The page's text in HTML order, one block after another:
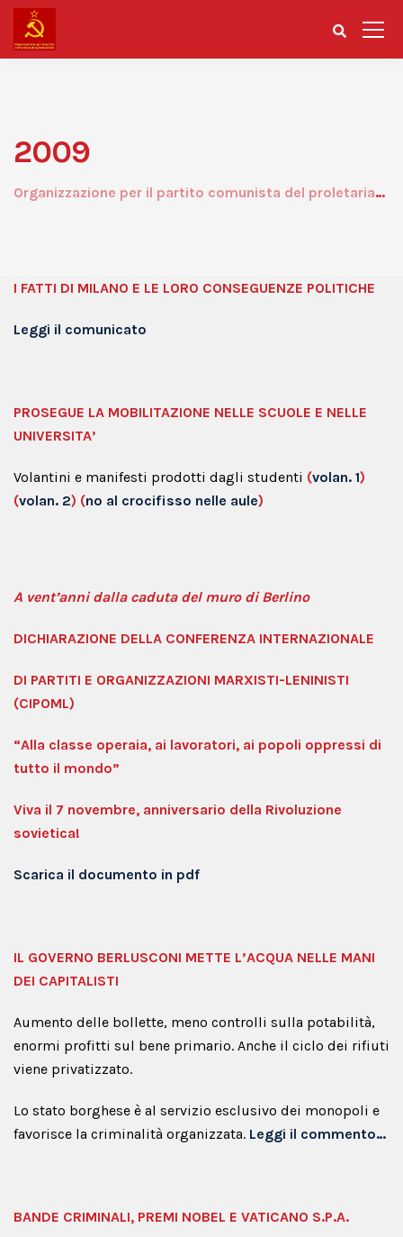
2009
Organizzazione per il partito comunista del proletariato
I FATTI DI MILANO E LE LORO CONSEGUENZE POLITICHE
Leggi il comunicato
PROSEGUE LA MOBILITAZIONE NELLE SCUOLE E NELLE
UNIVERSITA’
Volantini e manifesti prodotti dagli studenti (volan. 1)
(volan. 2) (no al crocifisso nelle aule)
A vent’anni dalla caduta del muro di Berlino
DICHIARAZIONE DELLA CONFERENZA INTERNAZIONALE
DI PARTITI E ORGANIZZAZIONI MARXISTI-LENINISTI
(CIPOML)
“Alla classe operaia, ai lavoratori, ai popoli oppressi di
tutto il mondo”
Viva il 7 novembre, anniversario della Rivoluzione
sovietica!
Scarica il documento in pdf
IL GOVERNO BERLUSCONI METTE L’ACQUA NELLE MANI
DEI CAPITALISTI
Aumento delle bollette, meno controlli sulla potabilità,
enormi profitti sul bene primario. Anche il ciclo dei rifiuti
viene privatizzato.
Lo stato borghese è al servizio esclusivo dei monopoli e
favorisce la criminalità organizzata. Leggi il commento…
BANDE CRIMINALI, PREMI NOBEL E VATICANO S.P.A.